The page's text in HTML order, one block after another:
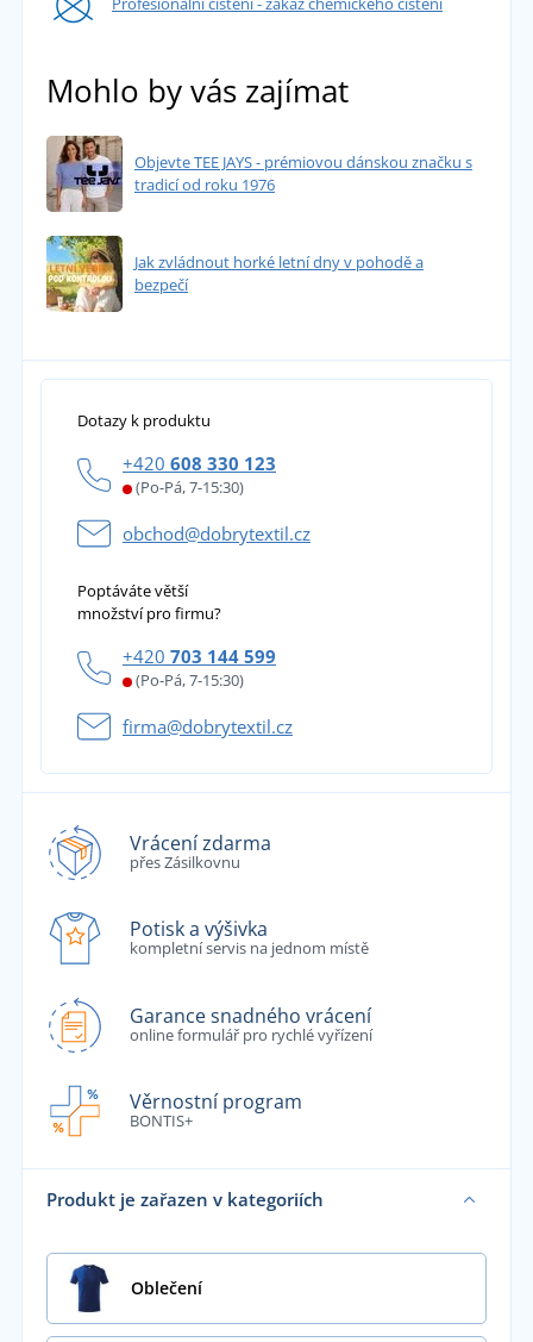
Mohlo by vás zajímat
Objevte TEE JAYS - prémiovou dánskou značku s
tradicí od roku 1976
Jak zvládnout horké letní dny v pohodě a
bezpečí
Dotazy k produktu
+420 608 330 123
(Po-Pá, 7-15:30)
obchod@dobrytextil.cz
Poptáváte větší
množství pro firmu?
+420 703 144 599
(Po-Pá, 7-15:30)
firma@dobrytextil.cz
Vrácení zdarma
přes Zásilkovnu
Potisk a výšivka
kompletní servis na jednom místě
Garance snadného vrácení
online formulář pro rychlé vyřízení
Věrnostní program
BONTIS+
Produkt je zařazen v kategoriích
Oblečení